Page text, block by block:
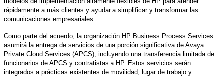
rápidamente a más clientes y ayudar a simplificar y transformar las
comunicaciones empresariales.
Como parte del acuerdo, la organización HP Business Process Services
asumirá la entrega de servicios de una porción significativa de Avaya
Private Cloud Services (APCS), incluyendo una transferencia limitada de
funcionarios de APCS y contratistas a HP. Estos servicios serán
integrados a prácticas existentes de movilidad, lugar de trabajo y